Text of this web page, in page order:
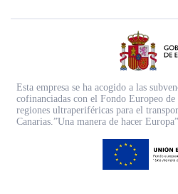
Esta empresa se ha acogido a las
cofinanciadas con el Fondo Europeo
regiones ultraperiféricas para el
Canarias.”Una manera de hacer Europa”